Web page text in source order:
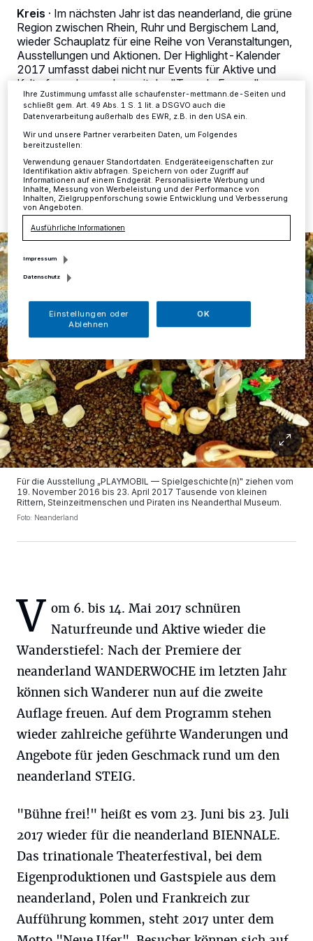
Kreis · Im nächsten Jahr ist das neanderland, die grüne
Region zwischen Rhein, Ruhr und Bergischem Land,
wieder Schauplatz für eine Reihe von Veranstaltungen,
Ausstellungen und Aktionen. Der Highlight-Kalender
2017 umfasst dabei nicht nur Events für Aktive und
Kulturfreunde, sondern mit der "Tour de France"-
Etappe auch einen internationalen Leckerbissen für
Sportbegeisterte.
28.12.2016 , 11:25 Uhr 2 Minuten Lesezeit
Für die Ausstellung „PLAYMOBIL — Spielgeschichte(n)" ziehen vom
19. November 2016 bis 23. April 2017 Tausende von kleinen
Rittern, Steinzeitmenschen und Piraten ins Neanderthal Museum.
Foto: Neanderland
V om 6. bis 14. Mai 2017 schnüren
Naturfreunde und Aktive wieder die
Wanderstiefel: Nach der Premiere der
neanderland WANDERWOCHE im letzten Jahr
können sich Wanderer nun auf die zweite
Auflage freuen. Auf dem Programm stehen
wieder zahlreiche geführte Wanderungen und
Angebote für jeden Geschmack rund um den
neanderland STEIG.
"Bühne frei!" heißt es vom 23. Juni bis 23. Juli
2017 wieder für die neanderland BIENNALE.
Das trinationale Theaterfestival, bei dem
Eigenproduktionen und Gastspiele aus dem
neanderland, Polen und Frankreich zur
Aufführung kommen, steht 2017 unter dem
Zwecke. Wenn Tracker deaktiviert sind, sind manche Inhalte und
Anzeigen möglicherweise nicht mehr so relevant für Sie. Sie können
dieses Menü jederzeit wieder aufrufen, um Ihre Einstellungen zu
ändern oder Ihre Einwilligung zu widerrufen, indem Sie auf den Link
Einstellungen oder Ablehnen am unteren Rand der Webseite klicken.
Ihre Einstellungen gelten innerhalb unseres Website. Weitere
Informationen finden Sie in unserer Datenschutzerklärung.
Ihre Zustimmung umfasst alle schaufenster-mettmann.de-Seiten und
schließt gem. Art. 49 Abs. 1 S. 1 lit. a DSGVO auch die
Datenverarbeitung außerhalb des EWR, z.B. in den USA ein.
Wir und unsere Partner verarbeiten Daten, um Folgendes
bereitzustellen:
Verwendung genauer Standortdaten. Endgeräteeigenschaften zur
Identifikation aktiv abfragen. Speichern von oder Zugriff auf
Informationen auf einem Endgerät. Personalisierte Werbung und
Inhalte, Messung von Werbeleistung und der Performance von
Inhalten, Zielgruppenforschung sowie Entwicklung und Verbesserung
von Angeboten.
Ausführliche Informationen
Impressum
Datenschutz
Einstellungen oder
Ablehnen
OK